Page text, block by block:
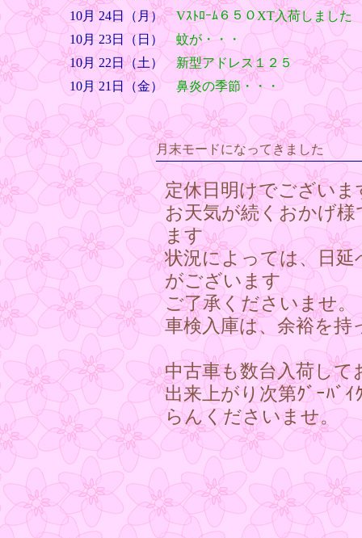
10月 24日（月）
Vｽﾄﾛｰﾑ６５０XT入荷しました
10月 23日（日）
蚊が・・・
10月 22日（土）
新型アドレス１２５
10月 21日（金）
鼻炎の季節・・・
月末モードになってきました
定休日明けでござい
お天気が続くおかげ
ます
状況によっては、日
がございます
ご了承くださいませ。
車検入庫は、余裕を
中古車も数台入荷し
出来上がり次第ｸﾞｰﾊﾞ
らんくださいませ。